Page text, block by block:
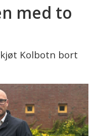
med to
Kolbotn bort